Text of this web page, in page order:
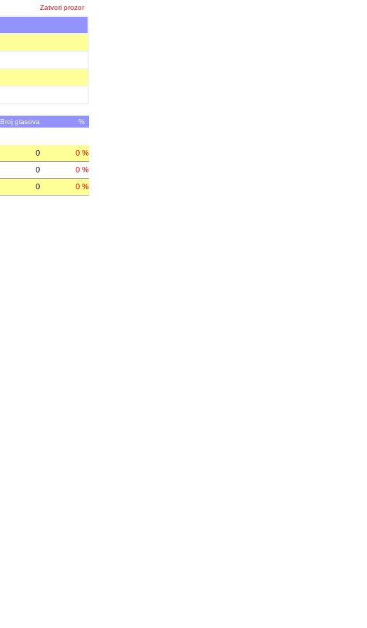
Zatvori prozor
Broj glasova %
0
0 %
0
0 %
0 0 %